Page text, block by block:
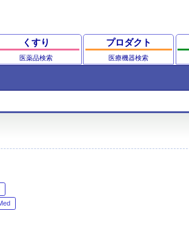
くすり
医薬品検索
プロダクト
医療機器検索